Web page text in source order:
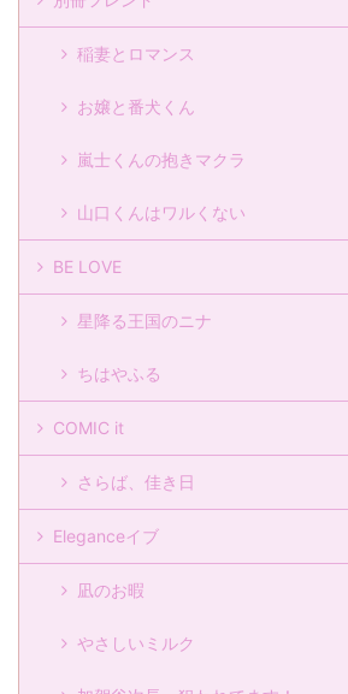
稲妻とロマンス
お嬢と番犬くん
嵐士くんの抱きマクラ
山口くんはワルくない
BE LOVE
星降る王国のニナ
ちはやふる
COMIC it
さらば、佳き日
Eleganceイブ
凪のお暇
やさしいミルク